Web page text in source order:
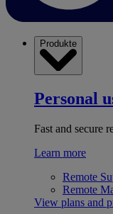
Produkte
Personal
Fast and secure
Learn more
Remote
Remote
View plans and